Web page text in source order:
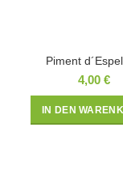
Piment
4,00 €
IN DEN